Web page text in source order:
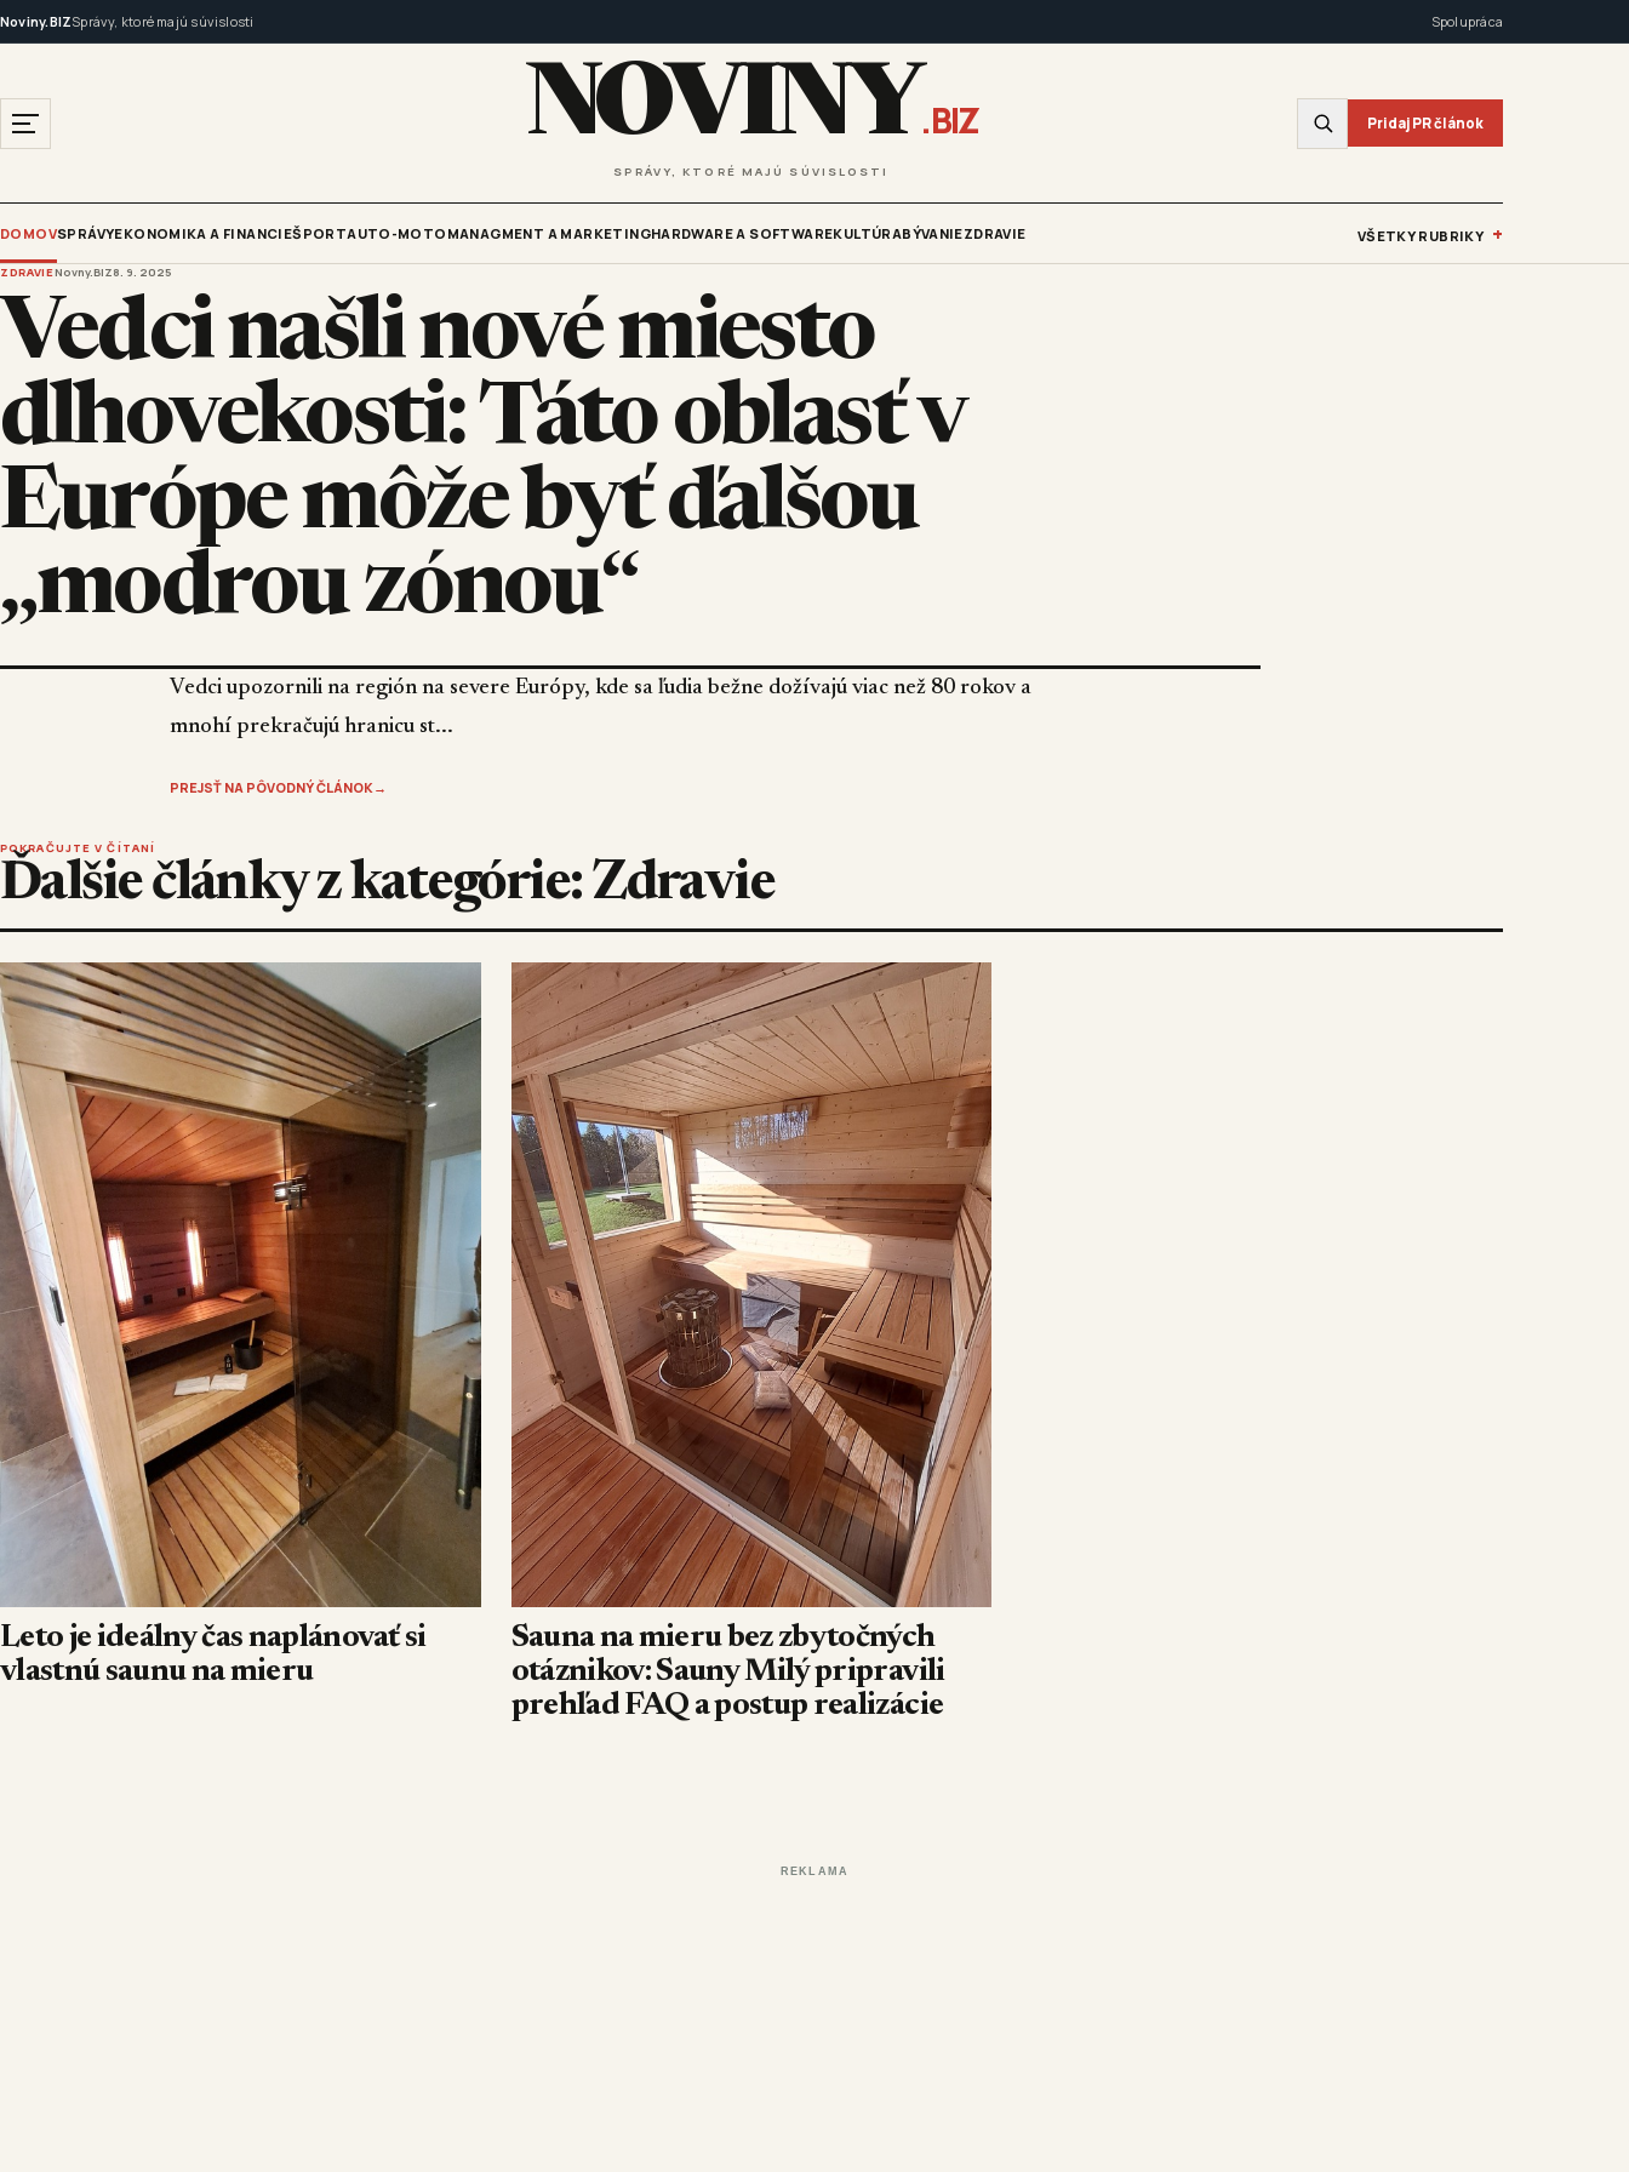
Noviny.BIZSprávy, ktoré majú súvislosti Spolupráca
NOVINY .BIZ
SPRÁVY, KTORÉ MAJÚ SÚVISLOSTI
Pridaj PR článok
DOMOVSPRÁVYEKONOMIKA A FINANCIEŠPORTAUTO-MOTO MANAGMENT A MARKETINGHARDWARE A SOFTWAREKULTÚRABÝVANIEZDRAVIE VŠETKY RUBRIKY +
ZDRAVIENovny.BIZ8. 9. 2025
Vedci našli nové miesto
dlhovekosti: Táto oblasť v
Európe môže byť ďalšou
„modrou zónou“
Vedci upozornili na región na severe Európy, kde sa ľudia bežne dožívajú viac než 80 rokov a
mnohí prekračujú hranicu st...
PREJSŤ NA PÔVODNÝ ČLÁNOK→
POKRAČUJTE V ČÍTANÍ
Ďalšie články z kategórie: Zdravie
Leto je ideálny čas naplánovať si
vlastnú saunu na mieru
Sauna na mieru bez zbytočných
otáznikov: Sauny Milý pripravili
prehľad FAQ a postup realizácie
REKLAMA